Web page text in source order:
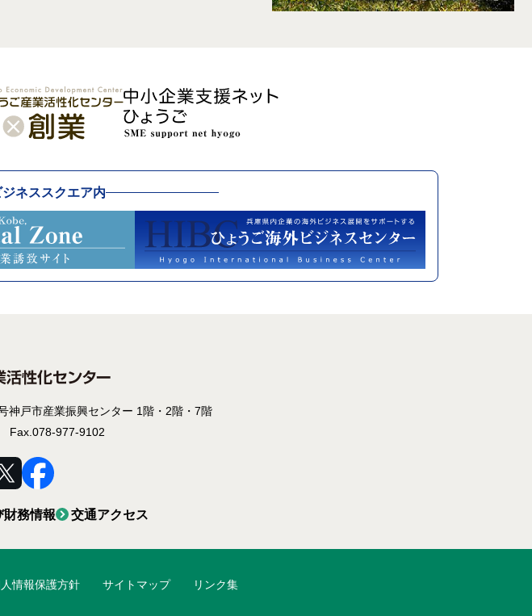
ネススクエア内
神戸市産業振興センター 1階・2階・7階
Fax.078-977-9102
財務情報 交通アクセス
情報保護方針 サイトマップ リンク集